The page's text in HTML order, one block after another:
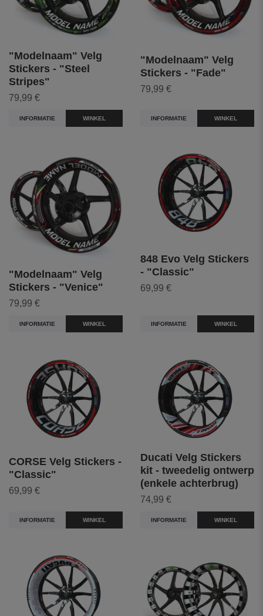
"Modelnaam" Velg
Stickers - "Steel
Stripes"
79,99 €
INFORMATIE WINKEL
"Modelnaam" Velg
Stickers - "Fade"
79,99 €
INFORMATIE WINKEL
"Modelnaam" Velg
Stickers - "Venice"
79,99 €
INFORMATIE WINKEL
848 Evo Velg Stickers
- "Classic"
69,99 €
INFORMATIE WINKEL
CORSE Velg Stickers -
"Classic"
69,99 €
INFORMATIE WINKEL
Ducati Velg Stickers
kit - tweedelig ontwerp
(enkele achterbrug)
74,99 €
INFORMATIE WINKEL